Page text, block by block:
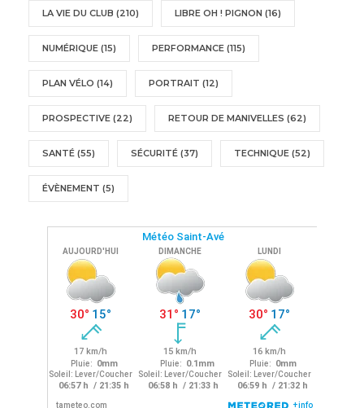
LA VIE DU CLUB (210) LIBRE OH ! PIGNON (16)
NUMÉRIQUE (15) PERFORMANCE (115)
PLAN VÉLO (14) PORTRAIT (12)
PROSPECTIVE (22) RETOUR DE MANIVELLES (62)
SANTÉ (55) SÉCURITÉ (37) TECHNIQUE (52)
ÉVÈNEMENT (5)